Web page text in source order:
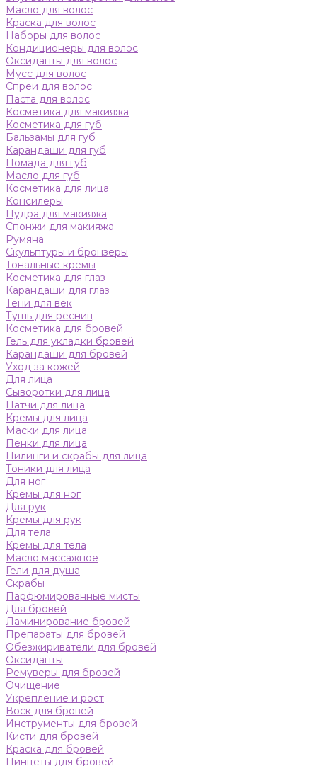
Масло для волос
Краска для волос
Наборы для волос
Кондиционеры для волос
Оксиданты для волос
Мусс для волос
Спреи для волос
Паста для волос
Косметика для макияжа
Косметика для губ
Бальзамы для губ
Карандаши для губ
Помада для губ
Масло для губ
Косметика для лица
Консилеры
Пудра для макияжа
Спонжи для макияжа
Румяна
Скульптуры и бронзеры
Тональные кремы
Косметика для глаз
Карандаши для глаз
Тени для век
Тушь для ресниц
Косметика для бровей
Гель для укладки бровей
Карандаши для бровей
Уход за кожей
Для лица
Сыворотки для лица
Патчи для лица
Кремы для лица
Маски для лица
Пенки для лица
Пилинги и скрабы для лица
Тоники для лица
Для ног
Кремы для ног
Для рук
Кремы для рук
Для тела
Кремы для тела
Масло массажное
Гели для душа
Скрабы
Парфюмированные мисты
Для бровей
Ламинирование бровей
Препараты для бровей
Обезжириватели для бровей
Оксиданты
Ремуверы для бровей
Очищение
Укрепление и рост
Воск для бровей
Инструменты для бровей
Кисти для бровей
Краска для бровей
Пинцеты для бровей